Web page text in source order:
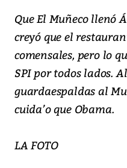
Que El Muñeco llenó
creyó que el
comensales, pero lo
SPI por todos lados.
guardaespaldas al
cuida’o que Obama.
LA FOTO